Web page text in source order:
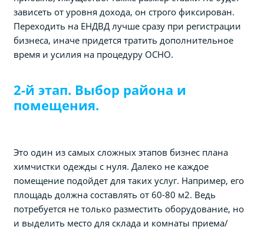
зависеть от уровня дохода, он строго фиксирован.
Переходить на ЕНДВД лучше сразу при регистрации
бизнеса, иначе придется тратить дополнительное
время и усилия на процедуру ОСНО.
2-й этап. Выбор района и
помещения.
Это один из самых сложных этапов бизнес плана
химчистки одежды с нуля. Далеко не каждое
помещение подойдет для таких услуг. Например, его
площадь должна составлять от 60-80 м2. Ведь
потребуется не только разместить оборудование, но
и выделить место для склада и комнаты приема/